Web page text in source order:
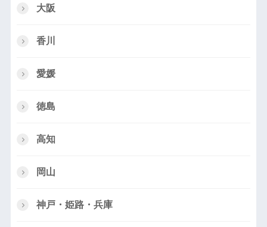
大阪
香川
愛媛
徳島
高知
岡山
神戸・姫路・兵庫